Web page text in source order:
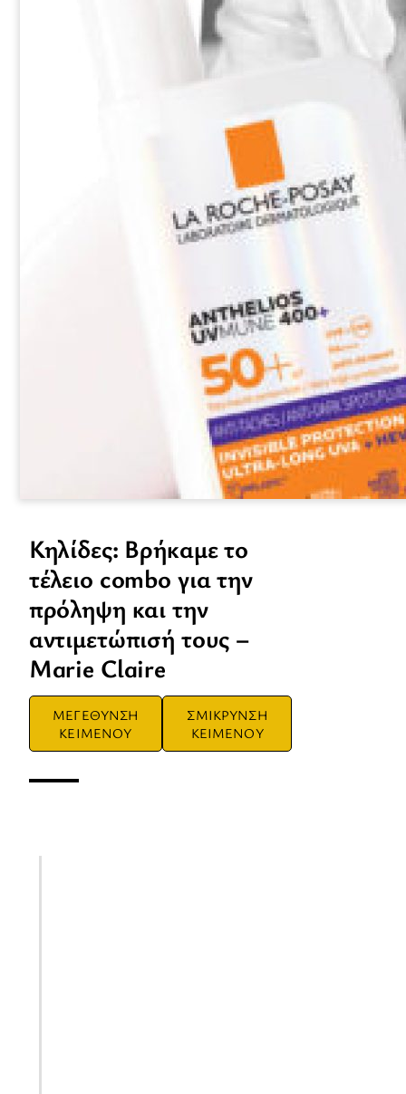
Κηλίδες: Βρήκαμε το
τέλειο combo για την
πρόληψη και την
αντιμετώπισή τους –
Marie Claire
ΜΕΓΕΘΥΝΣΗ
ΚΕΙΜΕΝΟΥ
ΣΜΙΚΡΥΝΣΗ
ΚΕΙΜΕΝΟΥ